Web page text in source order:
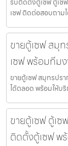
รับติดตั้งตู้เซฟ ตู้เซ
เซฟ ติดต่อสอบถาม
ขายตู้เซฟ สมุ
เซฟ พร้อมทีม
ขายตู้เซฟ สมุทรปร
ได้ตลอด พร้อมให้บ
ขายตู้เซฟ ตู้เซ
ติดตั้งตู้เซฟ พ